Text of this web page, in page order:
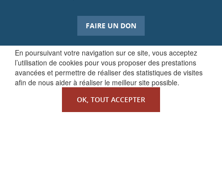
En poursuivant votre navigation sur ce site, vous acceptez
l’utilisation de cookies pour vous proposer des prestations
avancées et permettre de réaliser des statistiques de visites
afin de nous aider à réaliser le meilleur site possible.
OK, TOUT ACCEPTER
FAIRE UN DON